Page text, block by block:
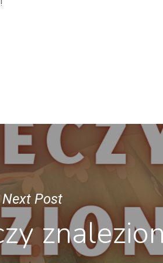
Next Post